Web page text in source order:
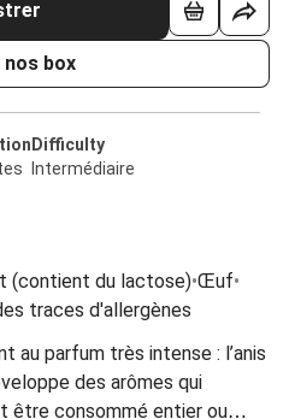
nos box
Difficulty
Intermédiaire
(contient du lactose)•Œuf•
traces d'allergènes
au parfum très intense : l’anis
des arômes qui
être consommé entier ou